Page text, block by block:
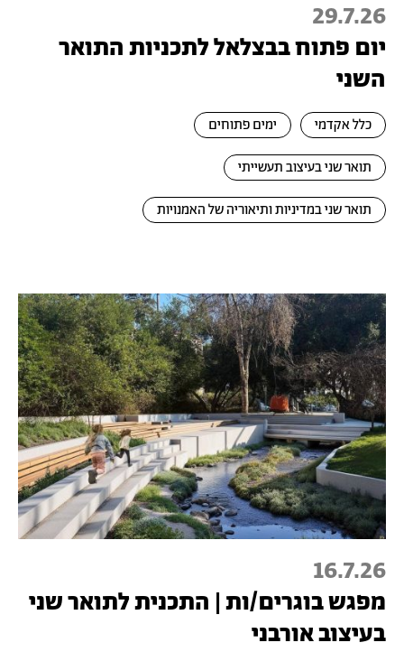
29.7.26
יום פתוח בבצלאל לתכניות התואר
השני
כלל אקדמי ימים פתוחים
תואר שני בעיצוב תעשייתי
תואר שני במדיניות ותיאוריה של האמנויות
16.7.26
מפגש בוגרים/ות | התכנית לתואר שני
בעיצוב אורבני